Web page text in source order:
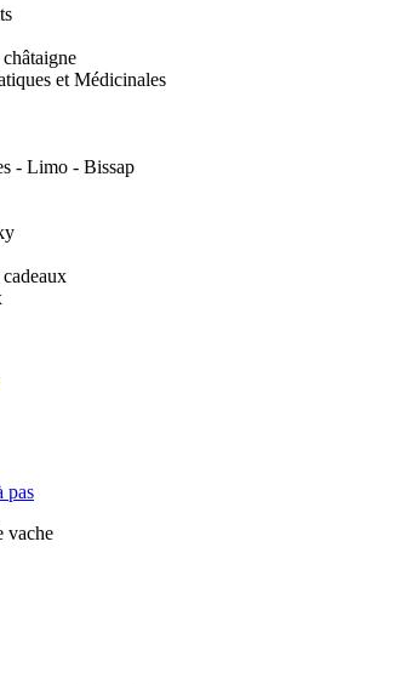
et Médicinales
- Limo - Bissap
pas
vache